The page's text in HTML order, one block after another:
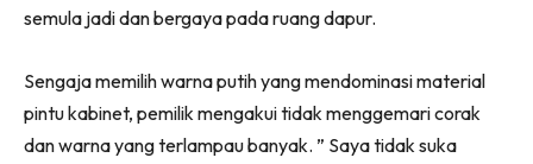
Video
Beli Di Mana
semula jadi dan bergaya pada ruang dapur.
Sengaja memilih warna putih yang mendominasi material
pintu kabinet, pemilik mengakui tidak menggemari corak
dan warna yang terlampau banyak. ” Saya tidak suka